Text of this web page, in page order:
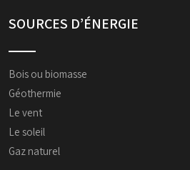
SOURCES D’ÉNERGIE
Bois ou biomasse
Géothermie
Le vent
Le soleil
Gaz naturel